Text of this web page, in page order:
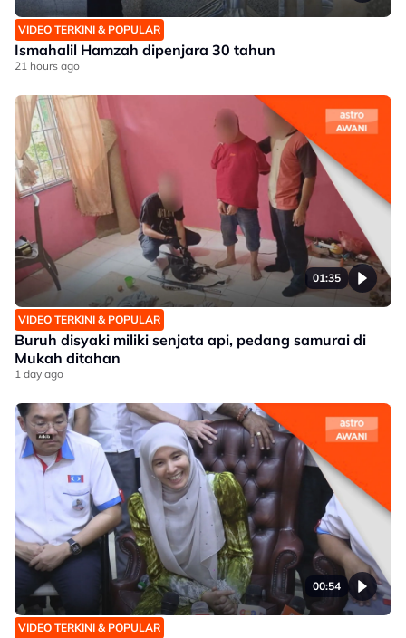
VIDEO TERKINI & POPULAR
Ismahalil Hamzah dipenjara 30 tahun
21 hours ago
01:35
VIDEO TERKINI & POPULAR
Buruh disyaki miliki senjata api, pedang samurai di
Mukah ditahan
1 day ago
00:54
VIDEO TERKINI & POPULAR